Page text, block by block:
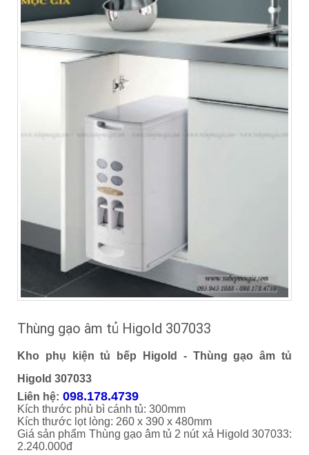
Thùng gạo âm tủ Higold 307033
Kho phụ kiện tủ bếp Higold - Thùng gạo âm tủ
Higold 307033
Liên hệ: 098.178.4739
Kích thước phủ bì cánh tủ: 300mm
Kích thước lọt lòng: 260 x 390 x 480mm
Giá sản phẩm Thùng gạo âm tủ 2 nút xả Higold 307033:
2.240.000đ